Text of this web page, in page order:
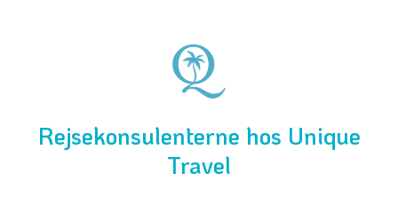
Rejsekonsulenterne hos Unique
Travel